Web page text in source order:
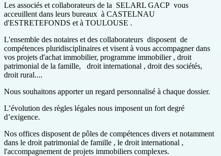
Les associés et collaborateurs de la SELARL GACP vous
acceuillent dans leurs bureaux à CASTELNAU
d'ESTRETEFONDS et à TOULOUSE .
L'ensemble des notaires et des collaborateurs disposent de
compétences pluridisciplinaires et visent à vous accompagner dans
vos projets d'achat immobilier, programme immobilier , droit
patrimonial de la famille, droit international , droit des sociétés,
droit rural....
Nous souhaitons apporter un regard personnalisé à chaque dossier.
L’évolution des règles légales nous imposent un fort degré
d’exigence.
Nos offices disposent de pôles de compétences divers et notamment
dans le droit patrimonial de famille , le droit international ,
l'accompagnement de projets immobiliers complexes.